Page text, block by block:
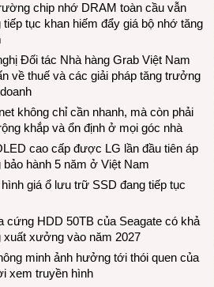
chip nhớ DRAM toàn cầu vẫn
tiếp tục khan hiếm đẩy giá bộ nhớ tăng
Đối tác Nhà hàng Grab Việt Nam
về thuế và các giải pháp tăng trưởng
không chỉ cần nhanh, mà còn phải
khắp và ổn định ở mọi góc nhà
cao cấp được LG lần đầu tiên áp
bảo hành 5 năm ở Việt Nam
giá ổ lưu trữ SSD đang tiếp tục
cứng HDD 50TB của Seagate có khả
xuất xưởng vào năm 2027
minh ảnh hưởng tới thói quen của
xem truyền hình